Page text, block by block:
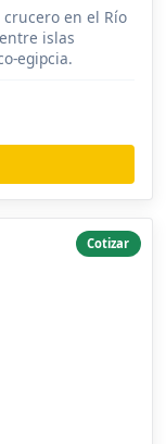
en el Río
islas
egipcia.
Cotizar